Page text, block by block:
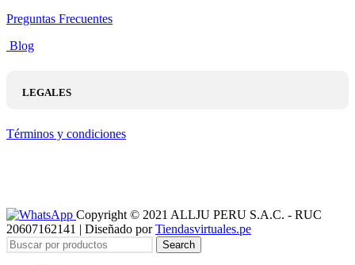
Preguntas Frecuentes
Blog
LEGALES
Términos y condiciones
Copyright © 2021 ALLJU PERU S.A.C. - RUC
20607162141 | Diseñado porTiendasvirtuales.pe
Search